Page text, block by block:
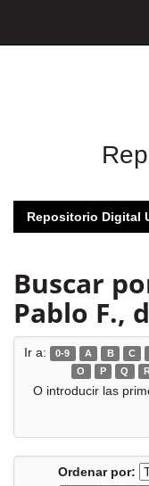
Repositorio Digital
Buscar
Pablo F.,
Ir a: 0-9 A B C
O
P Q
O introducir las
Ordenar por: